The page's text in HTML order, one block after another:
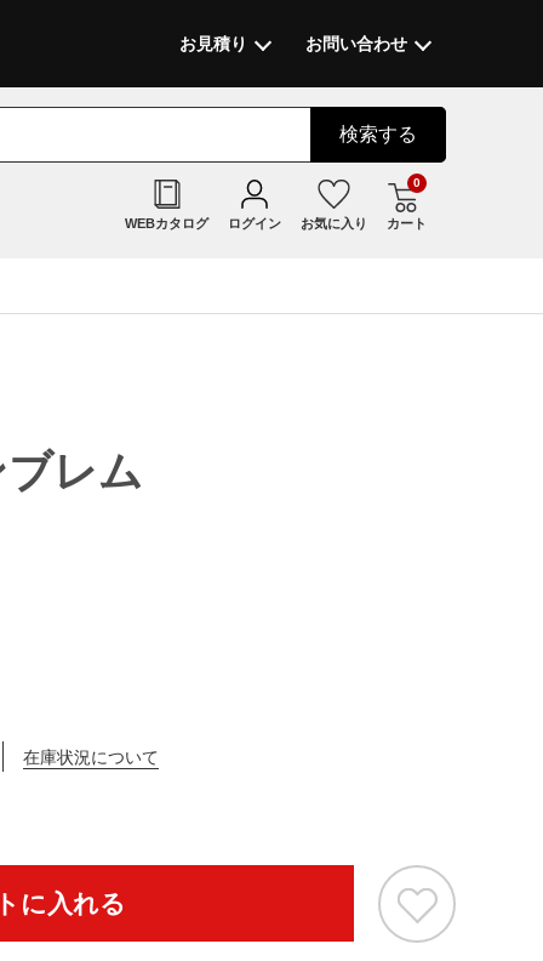
お見積り お問い合わせ
検索する
WEBカタログ ログイン お気に入り カート
0
レム
在庫状況について
に入れる